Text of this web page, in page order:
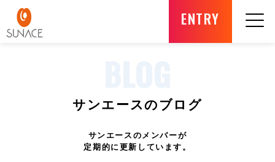
ENTRY
サンエースのブログ
サンエースのメンバーが
定期的に更新しています。